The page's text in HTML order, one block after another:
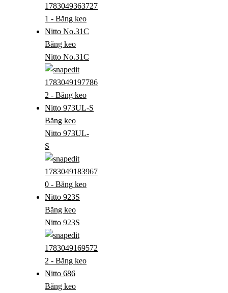
Băng keo
Nitto No.31C
Băng keo
Nitto 973UL-
S
Băng keo
Nitto 923S
Băng keo